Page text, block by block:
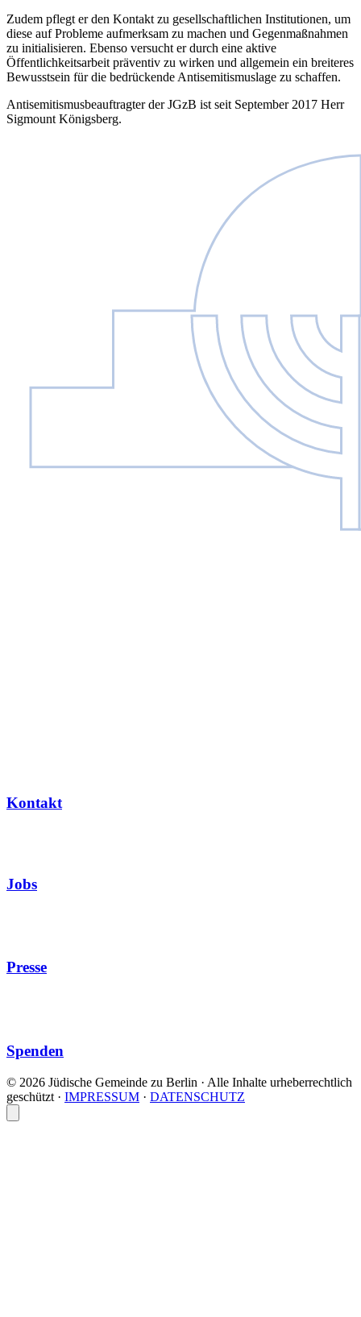
Zudem pflegt er den Kontakt zu gesellschaftlichen Institutionen, um
diese auf Probleme aufmerksam zu machen und Gegenmaßnahmen
zu initialisieren. Ebenso versucht er durch eine aktive
Öffentlichkeitsarbeit präventiv zu wirken und allgemein ein breiteres
Bewusstsein für die bedrückende Antisemitismuslage zu schaffen.
Antisemitismusbeauftragter der JGzB ist seit September 2017 Herr
Sigmount Königsberg.
Kontakt
Jobs
Presse
Spenden
© 2026 Jüdische Gemeinde zu Berlin · Alle Inhalte urheberrechtlich
geschützt · IMPRESSUM · DATENSCHUTZ